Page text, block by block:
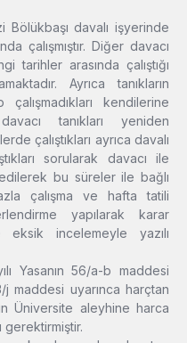
Bölükbaşı davalı işyerinde
çalışmıştır. Diğer davacı
tarihler arasında çalıştığı
Ayrıca tanıkların
kendilerine
tanıkları yeniden
çalıştıkları ayrıca davalı
sorularak davacı ile
bu süreler ile bağlı
çalışma ve hafta tatili
yapılarak karar
eksik incelemeyle yazılı
Yasanın 56/a-b maddesi
j maddesi uyarınca harçtan
Üniversite aleyhine harca
gerektirmiştir.